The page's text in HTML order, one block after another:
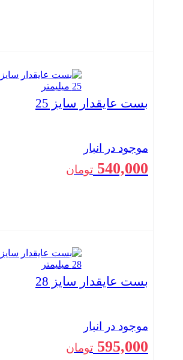
بست عایقدار سایز 25
موجود در انبار
540,000 تومان
بست عایقدار سایز 28
موجود در انبار
595,000 تومان